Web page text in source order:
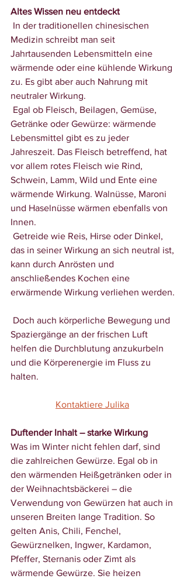
Altes Wissen neu entdeckt
Medizin schreibt man seit
Jahrtausenden Lebensmitteln eine
wärmende oder eine kühlende Wirkung
zu. Es gibt aber auch Nahrung mit
neutraler Wirkung.
Getränke oder Gewürze: wärmende
Lebensmittel gibt es zu jeder
Jahreszeit. Das Fleisch betreffend, hat
vor allem rotes Fleisch wie Rind,
Schwein, Lamm, Wild und Ente eine
wärmende Wirkung. Walnüsse, Maroni
und Haselnüsse wärmen ebenfalls von
Innen.
das in seiner Wirkung an sich neutral ist,
kann durch Anrösten und
anschließendes Kochen eine
erwärmende Wirkung verliehen werden.
Spaziergänge an der frischen Luft
helfen die Durchblutung anzukurbeln
und die Körperenergie im Fluss zu
halten.
Kontaktiere Julika
Duftender Inhalt – starke Wirkung
Was im Winter nicht fehlen darf, sind
die zahlreichen Gewürze. Egal ob in
den wärmenden Heißgetränken oder in
der Weihnachtsbäckerei – die
Verwendung von Gewürzen hat auch in
unseren Breiten lange Tradition. So
gelten Anis, Chili, Fenchel,
Gewürznelken, Ingwer, Kardamon,
Pfeffer, Sternanis oder Zimt als
wärmende Gewürze. Sie heizen